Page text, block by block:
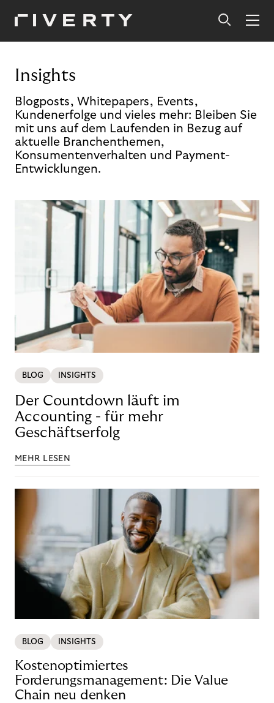
Insights
Blogposts, Whitepapers, Events,
Kundenerfolge und vieles mehr: Bleiben Sie
mit uns auf dem Laufenden in Bezug auf
aktuelle Branchenthemen,
Konsumentenverhalten und Payment-
Entwicklungen.
BLOG INSIGHTS
Der Countdown läuft im
Accounting - für mehr
Geschäftserfolg
MEHR LESEN
BLOG INSIGHTS
Kostenoptimiertes
Forderungsmanagement: Die Value
Chain neu denken